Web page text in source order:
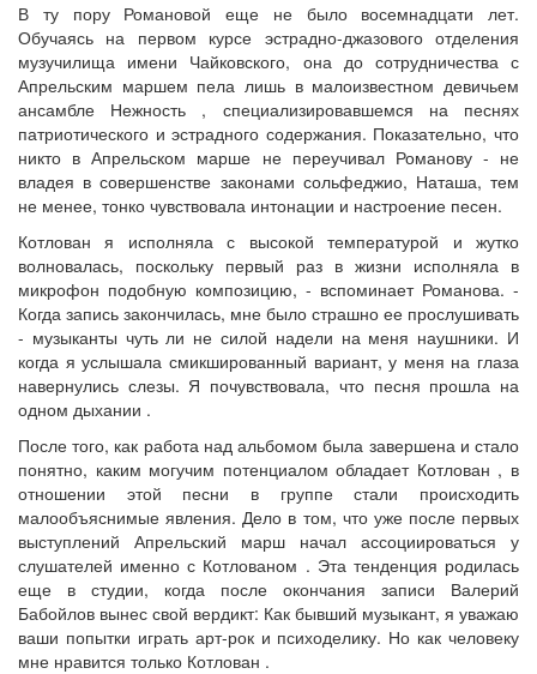
В ту пору Романовой еще не было восемнадцати лет.
Обучаясь на первом курсе эстрадно-джазового отделения
музучилища имени Чайковского, она до сотрудничества с
Апрельским маршем пела лишь в малоизвестном девичьем
ансамбле Нежность , специализировавшемся на песнях
патриотического и эстрадного содержания. Показательно, что
никто в Апрельском марше не переучивал Романову - не
владея в совершенстве законами сольфеджио, Наташа, тем
не менее, тонко чувствовала интонации и настроение песен.
Котлован я исполняла с высокой температурой и жутко
волновалась, поскольку первый раз в жизни исполняла в
микрофон подобную композицию, - вспоминает Романова. -
Когда запись закончилась, мне было страшно ее прослушивать
- музыканты чуть ли не силой надели на меня наушники. И
когда я услышала смикшированный вариант, у меня на глаза
навернулись слезы. Я почувствовала, что песня прошла на
одном дыхании .
После того, как работа над альбомом была завершена и стало
понятно, каким могучим потенциалом обладает Котлован , в
отношении этой песни в группе стали происходить
малообъяснимые явления. Дело в том, что уже после первых
выступлений Апрельский марш начал ассоциироваться у
слушателей именно с Котлованом . Эта тенденция родилась
еще в студии, когда после окончания записи Валерий
Бабойлов вынес свой вердикт: Как бывший музыкант, я уважаю
ваши попытки играть арт-рок и психоделику. Но как человеку
мне нравится только Котлован .